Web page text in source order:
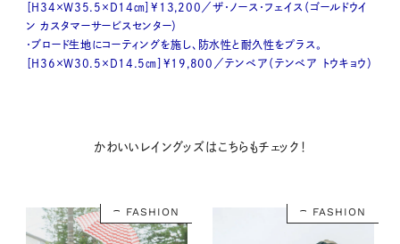
［H34×W35.5×D14㎝］¥13,200／ザ・ノース・フェイス（ゴールドウイ
ン カスタマーサービスセンター）
・ブロード生地にコーティングを施し、防水性と耐久性をプラス。
［H36×W30.5×D14.5㎝］¥19,800／テンベア（テンベア トウキョウ）
かわいいレイングッズはこちらもチェック！
FASHION FASHION